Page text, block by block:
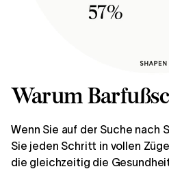
Warum
Wenn Sie auf der Suche nach
Sie jeden Schritt in vollen
die gleichzeitig die